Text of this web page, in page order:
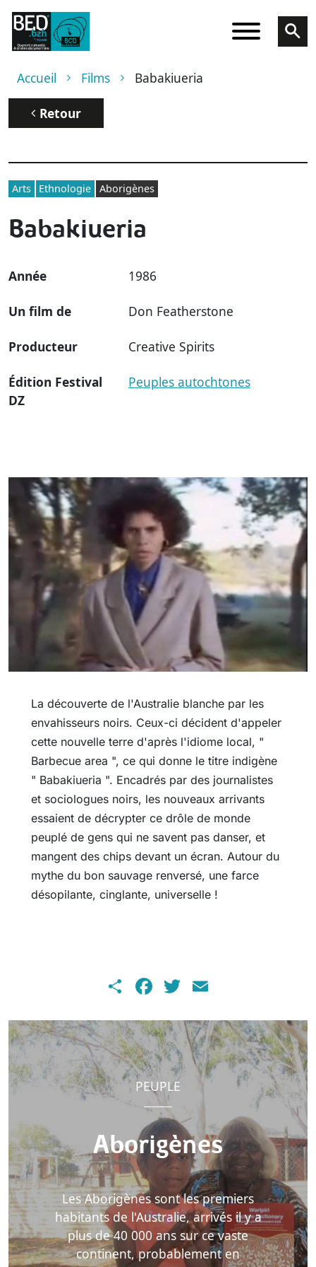
Aller au contenu principal
Fil d'Ariane
Accueil Films Babakiueria
Retour
Arts Ethnologie Aborigènes
Babakiueria
Année 1986
Un film de Don Featherstone
Producteur Creative Spirits
Édition Festival
DZ
Peuples autochtones
La découverte de l'Australie blanche par les
envahisseurs noirs. Ceux-ci décident d'appeler
cette nouvelle terre d'après l'idiome local, "
Barbecue area ", ce qui donne le titre indigène
" Babakiueria ". Encadrés par des journalistes
et sociologues noirs, les nouveaux arrivants
essaient de décrypter ce drôle de monde
peuplé de gens qui ne savent pas danser, et
mangent des chips devant un écran. Autour du
mythe du bon sauvage renversé, une farce
désopilante, cinglante, universelle !
ShareFacebook
Twitter
PEUPLE
Aborigènes
Les Aborigènes sont les premiers
habitants de l'Australie, arrivés il y a
plus de 40 000 ans sur ce vaste
continent, probablement en